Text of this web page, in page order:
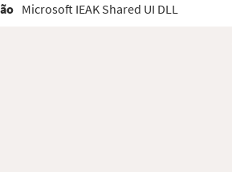
Microsoft IEAK Shared UI DLL